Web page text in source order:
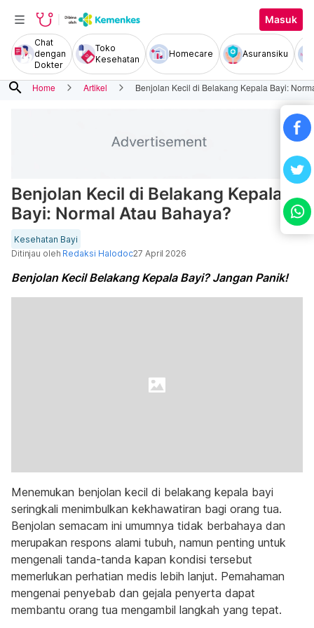
Masuk
Chat
dengan
Dokter
Toko
Kesehatan
Homecare Asuransiku
search Home Artikel Benjolan Kecil di Belakang Kepala Bayi:
Benjolan Kecil di Belakang Kepala
Bayi: Normal Atau Bahaya?
Kesehatan Bayi
Ditinjau oleh Redaksi Halodoc27 April 2026
Benjolan Kecil Belakang Kepala Bayi? Jangan Panik!
Menemukan benjolan kecil di belakang kepala bayi
seringkali menimbulkan kekhawatiran bagi orang tua.
Benjolan semacam ini umumnya tidak berbahaya dan
merupakan respons alami tubuh, namun penting untuk
mengenali tanda-tanda kapan kondisi tersebut
memerlukan perhatian medis lebih lanjut. Pemahaman
mengenai penyebab dan gejala penyerta dapat
membantu orang tua mengambil langkah yang tepat.